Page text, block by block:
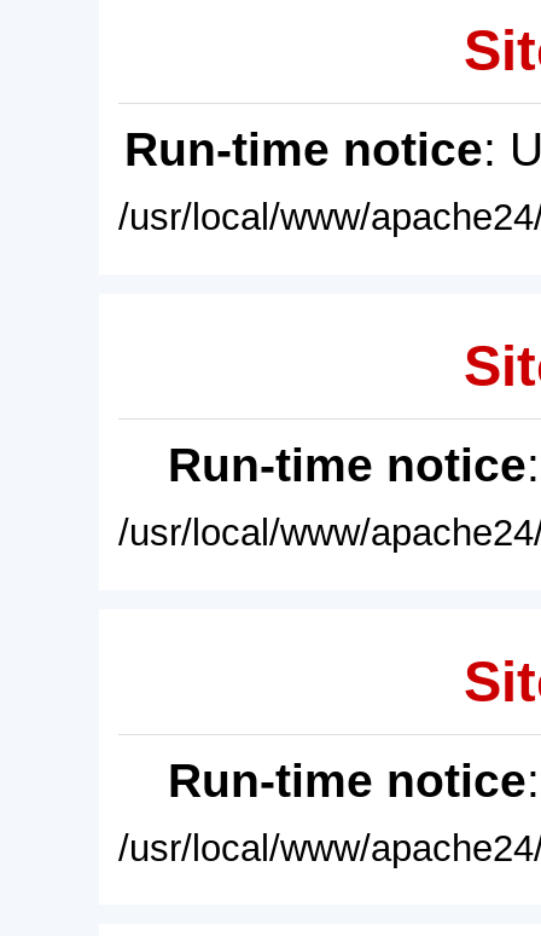
Run-time notice:
/usr/local/www/
Run-time notice
/usr/local/www/
Run-time notice
/usr/local/www/